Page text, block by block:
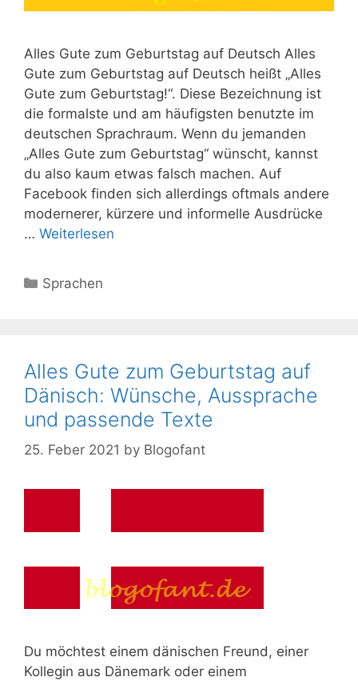
Alles Gute zum Geburtstag auf Deutsch Alles
Gute zum Geburtstag auf Deutsch heißt „Alles
Gute zum Geburtstag!“. Diese Bezeichnung ist
die formalste und am häufigsten benutzte im
deutschen Sprachraum. Wenn du jemanden
„Alles Gute zum Geburtstag“ wünscht, kannst
du also kaum etwas falsch machen. Auf
Facebook finden sich allerdings oftmals andere
modernerer, kürzere und informelle Ausdrücke
… Weiterlesen
Kategorien
Sprachen
Alles Gute zum Geburtstag auf
Dänisch: Wünsche, Aussprache
und passende Texte
25. Feber 2021 by Blogofant
Du möchtest einem dänischen Freund, einer
Kollegin aus Dänemark oder einem